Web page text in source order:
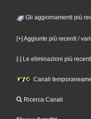
Gli aggiornamenti più
[+] Aggiunte più recenti /
[-] Le eliminazioni più recenti
Canali
Ricerca Canali